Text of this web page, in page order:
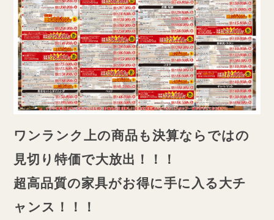
ワンランク上の商品も決算ならではの
見切り特価で大放出！！！
超高品質の家具がお得に手に入る大チ
ャンス！！！